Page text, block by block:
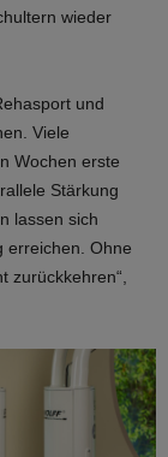
wieder
und
Viele
Wochen erste
Stärkung
lassen sich
erreichen. Ohne
zurückkehren“,